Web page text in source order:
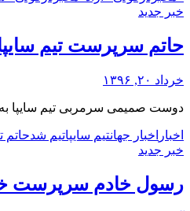
خبر جدید
حاتم سرپرست تیم
خرداد ۲۰, ۱۳۹۶
دوست صمیمی سرمربی تیم سایپا
اخبار اخبار جهانتیم سایپاتیم شدحاتم
خبر جدید
رسول خادم سرپرست